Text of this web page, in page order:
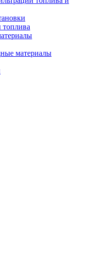
топлива
материалы